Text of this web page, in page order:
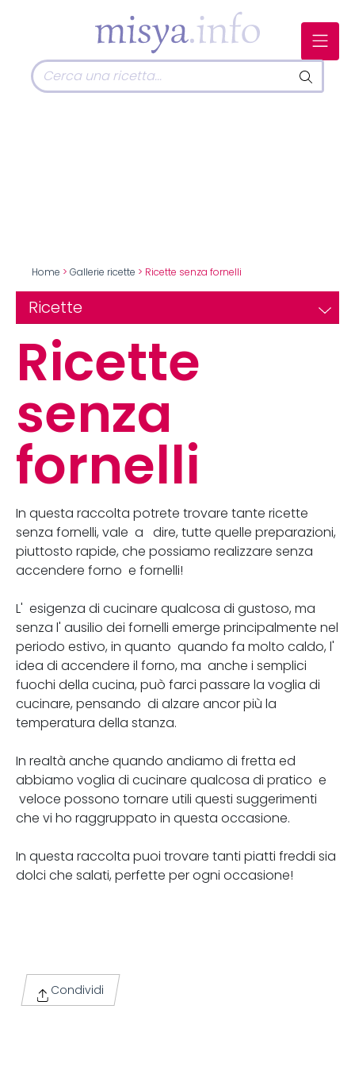
Home > Gallerie ricette > Ricette senza fornelli
Ricette
Ricette
senza
fornelli
In questa raccolta potrete trovare tante ricette
senza fornelli, vale a dire, tutte quelle preparazioni,
piuttosto rapide, che possiamo realizzare senza
accendere forno e fornelli!
L' esigenza di cucinare qualcosa di gustoso, ma
senza l' ausilio dei fornelli emerge principalmente nel
periodo estivo, in quanto quando fa molto caldo, l'
idea di accendere il forno, ma anche i semplici
fuochi della cucina, può farci passare la voglia di
cucinare, pensando di alzare ancor più la
temperatura della stanza.
In realtà anche quando andiamo di fretta ed
abbiamo voglia di cucinare qualcosa di pratico e
veloce possono tornare utili questi suggerimenti
che vi ho raggruppato in questa occasione.
In questa raccolta puoi trovare tanti piatti freddi sia
dolci che salati, perfette per ogni occasione!
Condividi